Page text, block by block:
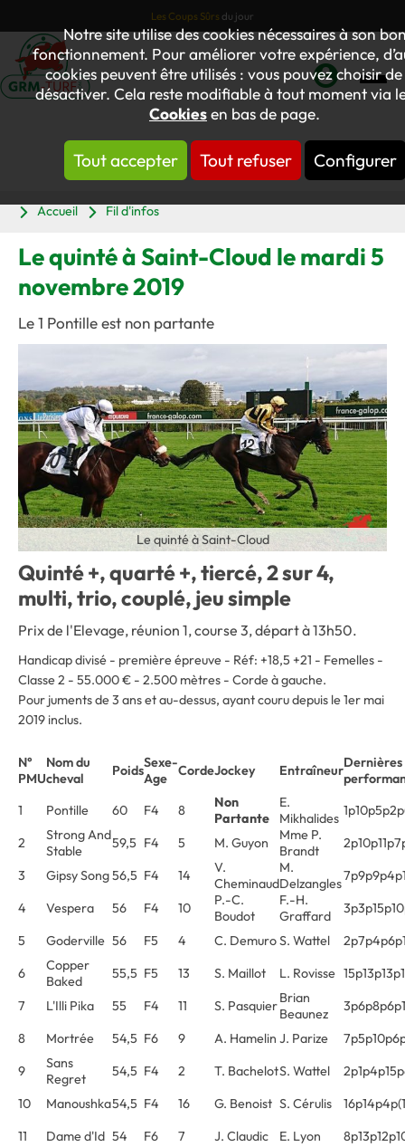
Notre site utilise des cookies nécessaires à son
fonctionnement. Pour améliorer votre expérience,
cookies peuvent être utilisés : vous pouvez choisir de
désactiver. Cela reste modifiable à tout moment via
Cookiesen bas de page.
Tout accepter Tout refuser Configurer
Les Coups Sûrs du jour
Mon
compte
Accueil
Fil d'infos
Le quinté à Saint-Cloud le mardi 5
novembre 2019
Le 1 Pontille est non partante
Le quinté à Saint-Cloud
Quinté +, quarté +, tiercé, 2 sur 4,
multi, trio, couplé, jeu simple
Prix de l'Elevage, réunion 1, course 3, départ à 13h50.
Handicap divisé - première épreuve - Réf: +18,5 +21 - Femelles -
Classe 2 - 55.000 € - 2.500 mètres - Corde à gauche.
Pour juments de 3 ans et au-dessus, ayant couru depuis le 1er mai
2019 inclus.
N°
PMU
Nom du
cheval
PoidsSexe-
Age
CordeJockey EntraîneurDernières
1
Pontille 60 F4 8
Non
Partante
E.
Mikhalides
2
Strong And
Stable
59,5 F4 5 M. Guyon
Mme P.
Brandt
3
Gipsy Song56,5 F4 14
V.
Cheminaud
M.
Delzangles
4
Vespera 56 F4 10
P.-C.
Boudot
F.-H.
Graffard
5
Goderville 56 F5 4 C. DemuroS. Wattel
6
Copper
Baked
55,5 F5 13 S. Maillot L. Rovisse
7
L'Illi Pika 55 F4 11 S. PasquierBrian
Beaunez
8
Mortrée 54,5 F6 9 A. Hamelin J. Parize
9
Sans
Regret
54,5 F4 2 T. BachelotS. Wattel
10
Manoushka54,5 F4 16 G. Benoist S. Cérulis
11
Dame d'Id 54 F6 7 J. Claudic E. Lyon